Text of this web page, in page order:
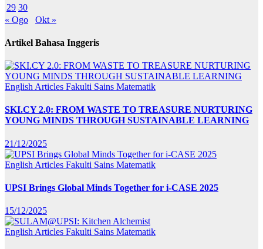
29 30
« Ogo
Okt »
Artikel Bahasa Inggeris
English Articles Fakulti Sains Matematik
SKI.CY 2.0: FROM WASTE TO TREASURE NURTURING
YOUNG MINDS THROUGH SUSTAINABLE LEARNING
21/12/2025
English Articles Fakulti Sains Matematik
UPSI Brings Global Minds Together for i-CASE 2025
15/12/2025
English Articles Fakulti Sains Matematik